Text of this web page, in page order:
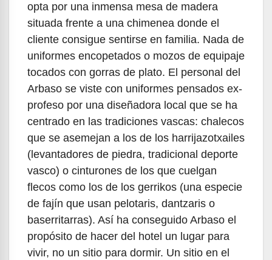
opta por una inmensa mesa de madera
situada frente a una chimenea donde el
cliente consigue sentirse en familia. Nada de
uniformes encopetados o mozos de equipaje
tocados con gorras de plato. El personal del
Arbaso se viste con uniformes pensados ex-
profeso por una diseñadora local que se ha
centrado en las tradiciones vascas: chalecos
que se asemejan a los de los harrijazotxailes
(levantadores de piedra, tradicional deporte
vasco) o cinturones de los que cuelgan
flecos como los de los gerrikos (una especie
de fajín que usan pelotaris, dantzaris o
baserritarras). Así ha conseguido Arbaso el
propósito de hacer del hotel un lugar para
vivir, no un sitio para dormir. Un sitio en el